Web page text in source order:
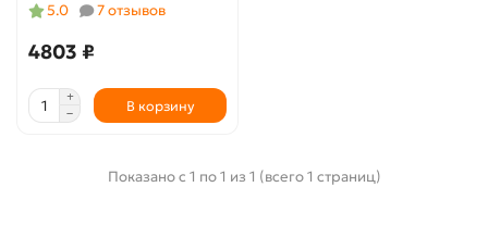
5.0 7 отзывов
4803 ₽
В корзину
Показано с 1 по 1 из 1 (всего 1 страниц)